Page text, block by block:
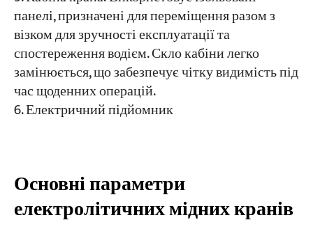
панелі, призначені для переміщення разом з
візком для зручності експлуатації та
спостереження водієм. Скло кабіни легко
замінюється, що забезпечує чітку видимість під
час щоденних операцій.
Електричний підйомник
Основні параметри
електролітичних мідних кранів